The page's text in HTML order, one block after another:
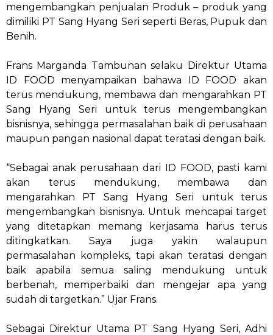
mengembangkan penjualan Produk – produk yang
dimiliki PT Sang Hyang Seri seperti Beras, Pupuk dan
Benih.
Frans Marganda Tambunan selaku Direktur Utama
ID FOOD menyampaikan bahawa ID FOOD akan
terus mendukung, membawa dan mengarahkan PT
Sang Hyang Seri untuk terus mengembangkan
bisnisnya, sehingga permasalahan baik di perusahaan
maupun pangan nasional dapat teratasi dengan baik.
“Sebagai anak perusahaan dari ID FOOD, pasti kami
akan terus mendukung, membawa dan
mengarahkan PT Sang Hyang Seri untuk terus
mengembangkan bisnisnya. Untuk mencapai target
yang ditetapkan memang kerjasama harus terus
ditingkatkan. Saya juga yakin walaupun
permasalahan kompleks, tapi akan teratasi dengan
baik apabila semua saling mendukung untuk
berbenah, memperbaiki dan mengejar apa yang
sudah di targetkan.” Ujar Frans.
Sebagai Direktur Utama PT Sang Hyang Seri, Adhi